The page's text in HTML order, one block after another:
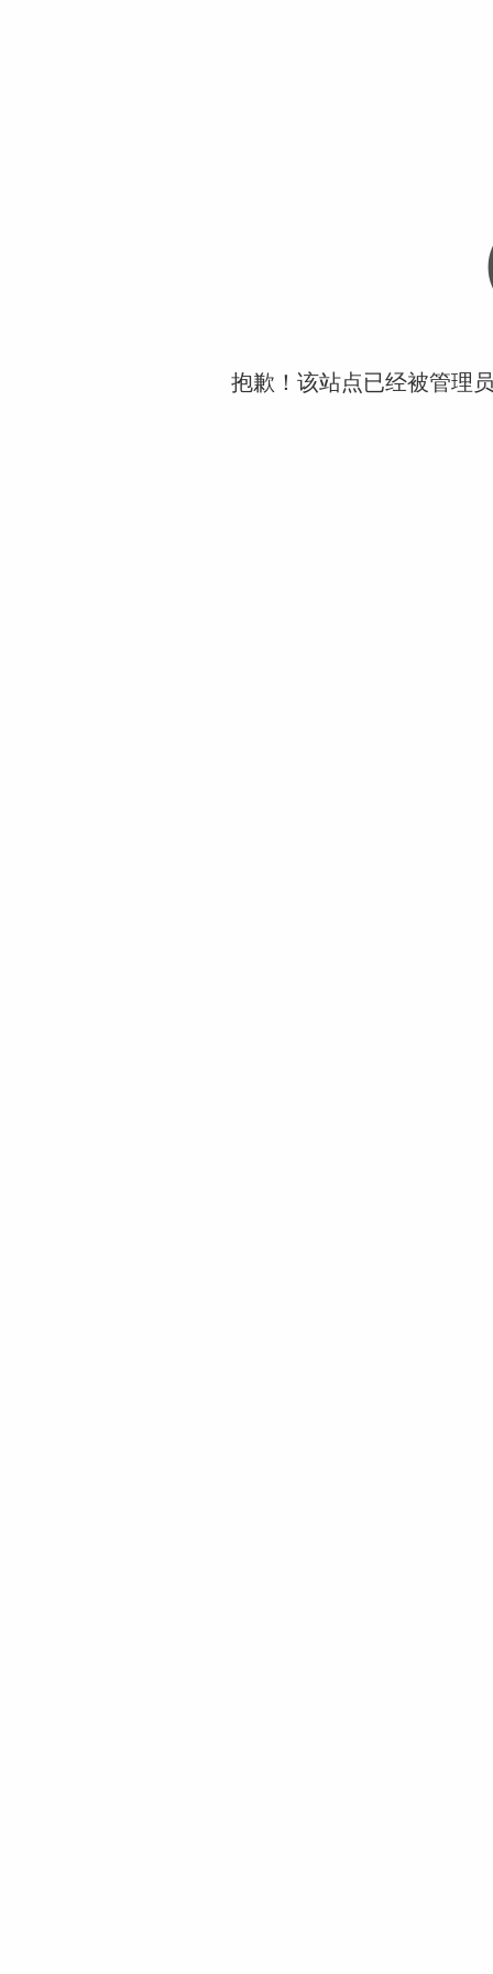
抱歉！该站点已经被管理